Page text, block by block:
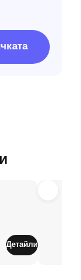
Детайли